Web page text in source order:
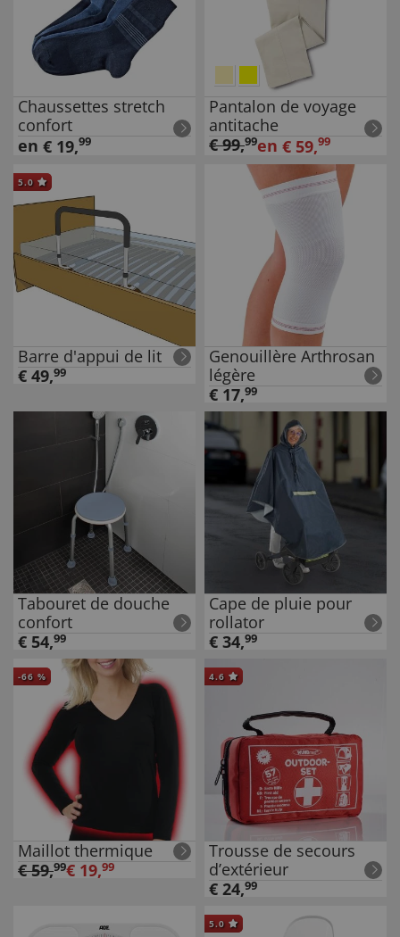
Chaussettes stretch
confort
en € 19,99
Pantalon de voyage
antitache
€99,99en € 59,99
5.0
Barre d'appui de lit
€ 49,99
Genouillère Arthrosan
légère
€ 17,99
Tabouret de douche
confort
€ 54,99
Cape de pluie pour
rollator
€ 34,99
-66 %
Maillot thermique
€59,99€ 19,99
4.6
Trousse de secours
d’extérieur
€ 24,99
5.0